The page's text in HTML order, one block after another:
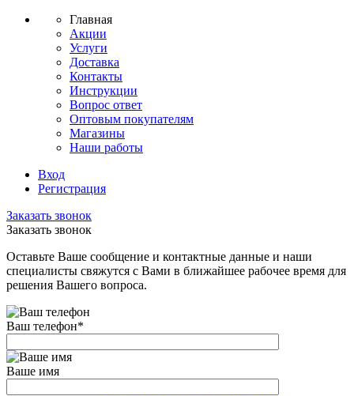
Главная
Акции
Услуги
Доставка
Контакты
Инструкции
Вопрос ответ
Оптовым покупателям
Магазины
Наши работы
Вход
Регистрация
Заказать звонок
Заказать звонок
Оставьте Ваше сообщение и контактные данные и наши
специалисты свяжутся с Вами в ближайшее рабочее время для
решения Вашего вопроса.
Ваш телефон*
Ваше имя